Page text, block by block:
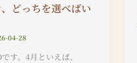
どっちを選べばい
04-28
す。4月といえば、